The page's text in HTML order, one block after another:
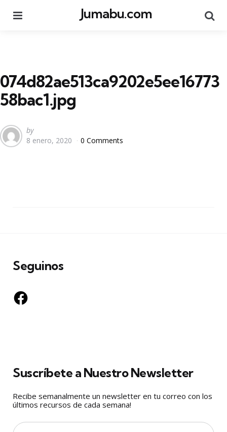
Jumabu.com
074d82ae513ca9202e5ee16773
58bac1.jpg
Posted
by
by
8 enero, 2020
0 Comments
Seguinos
Facebook
Suscríbete a Nuestro Newsletter
Recibe semanalmente un newsletter en tu correo con los
últimos recursos de cada semana!